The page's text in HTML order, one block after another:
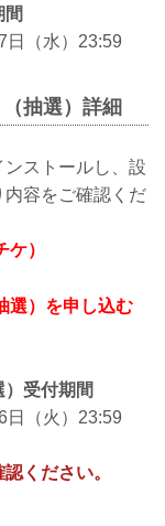
間
（水）23:59
抽選）詳細
ストールし、設
容をご確認くだ
）
選）を申し込む
受付期間
（火）23:59
ください。